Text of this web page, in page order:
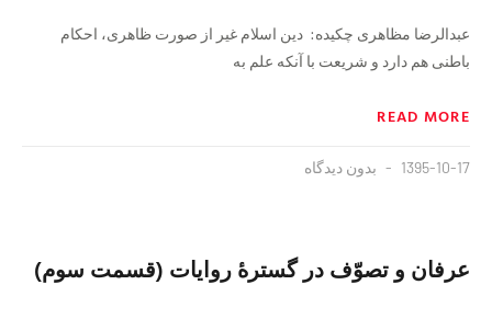
عبدالرضا مظاهری چکیده: دین اسلام غیر از صورت ظاهری، احکام
باطنی هم دارد و شریعت با آنکه علم به
READ MORE
1395-10-17 بدون دیدگاه
عرفان و تصوّف در گسترهٔ روایات (قسمت سوم)